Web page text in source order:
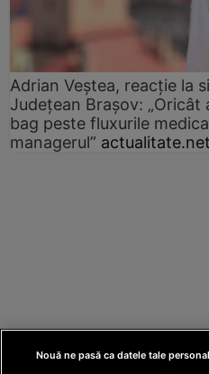
Adrian Veștea, reacție la
Județean Brașov:
bag peste fluxurile
managerul” actualitate.net
Nouă ne pasă ca datele tale